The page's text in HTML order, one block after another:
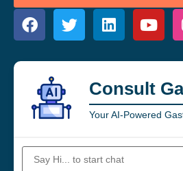
Consult
Your AI-Powered